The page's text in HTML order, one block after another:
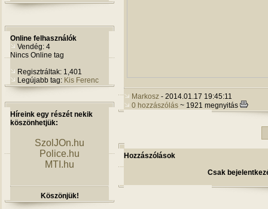
Online felhasználók
Vendég: 4
Nincs Online tag
Regisztráltak: 1,401
Legújabb tag: Kis Ferenc
Híreink egy részét nekik
köszönhetjük:
SzolJOn.hu
Police.hu
MTI.hu
Köszönjük!
Markosz - 2014.01.17 19:45:11
0 hozzászólás ~ 1921 megnyitás
Hozzászólások
Csak